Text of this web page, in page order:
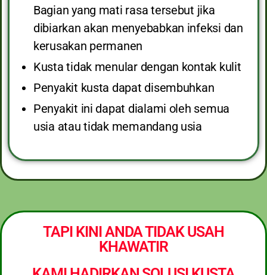
Bagian yang mati rasa tersebut jika
dibiarkan akan menyebabkan infeksi dan
kerusakan permanen
Kusta tidak menular dengan kontak kulit
Penyakit kusta dapat disembuhkan
Penyakit ini dapat dialami oleh semua
usia atau tidak memandang usia
TAPI KINI ANDA TIDAK USAH
KHAWATIR